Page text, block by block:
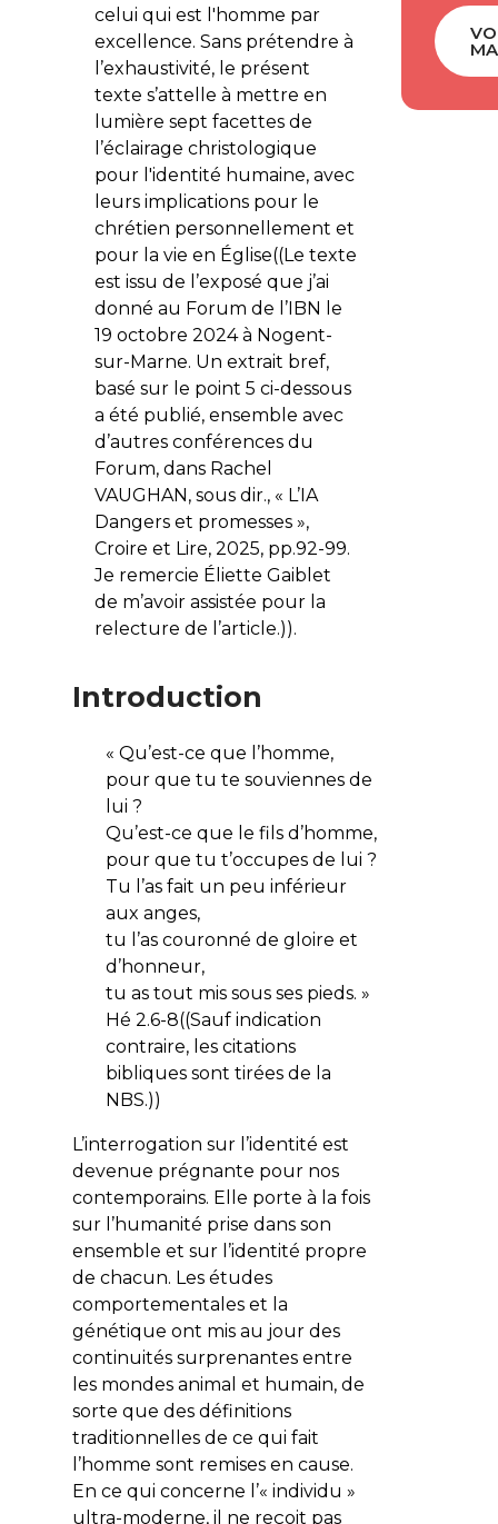
celui qui est l'homme par
excellence. Sans prétendre à
l’exhaustivité, le présent
texte s’attelle à mettre en
lumière sept facettes de
l’éclairage christologique
pour l'identité humaine, avec
leurs implications pour le
chrétien personnellement et
pour la vie en Église((Le texte
est issu de l’exposé que j’ai
donné au Forum de l’IBN le
19 octobre 2024 à Nogent-
sur-Marne. Un extrait bref,
basé sur le point 5 ci-dessous
a été publié, ensemble avec
d’autres conférences du
Forum, dans Rachel
VAUGHAN, sous dir., « L’IA
Dangers et promesses »,
Croire et Lire, 2025, pp.92-99.
Je remercie Éliette Gaiblet
de m’avoir assistée pour la
relecture de l’article.)).
Introduction
« Qu’est-ce que l’homme,
pour que tu te souviennes de
lui ?
Qu’est-ce que le fils d’homme,
pour que tu t’occupes de lui ?
Tu l’as fait un peu inférieur
aux anges,
tu l’as couronné de gloire et
d’honneur,
tu as tout mis sous ses pieds. »
Hé 2.6-8((Sauf indication
contraire, les citations
bibliques sont tirées de la
NBS.))
L’interrogation sur l’identité est
devenue prégnante pour nos
contemporains. Elle porte à la fois
sur l’humanité prise dans son
ensemble et sur l’identité propre
de chacun. Les études
comportementales et la
génétique ont mis au jour des
continuités surprenantes entre
les mondes animal et humain, de
sorte que des définitions
traditionnelles de ce qui fait
l’homme sont remises en cause.
En ce qui concerne l’« individu »
ultra-moderne, il ne reçoit pas